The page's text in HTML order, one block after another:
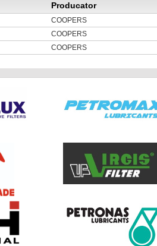
Producator
COOPERS
COOPERS
COOPERS